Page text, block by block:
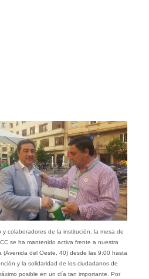
colaboradores de la institución, la mesa de
se ha mantenido activa frente a nuestra
(Avenida del Oeste, 40) desde las 9:00 hasta
y la solidaridad de los ciudadanos de
posible en un día tan importante. Por